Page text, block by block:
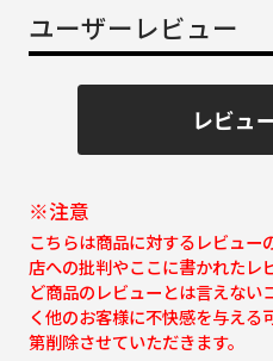
ユーザーレビュー
レビュ
※注意
こちらは商品に対するレビュー
店への批判やここに書かれたレ
ど商品のレビューとは言えな
く他のお客様に不快感を与え
第削除させていただきます。